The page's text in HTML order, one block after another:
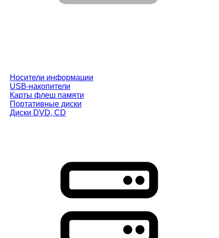
Носители информации
USB-накопители
Карты флеш памяти
Портативные диски
Диски DVD, CD